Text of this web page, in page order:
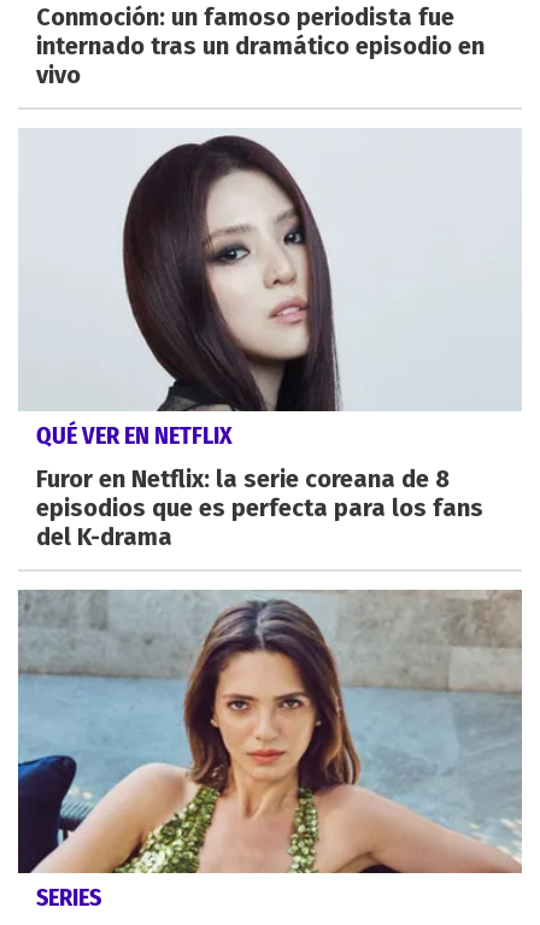
Conmoción: un famoso periodista fue
internado tras un dramático episodio en
vivo
QUÉ VER EN NETFLIX
Furor en Netflix: la serie coreana de 8
episodios que es perfecta para los fans
del K-drama
SERIES